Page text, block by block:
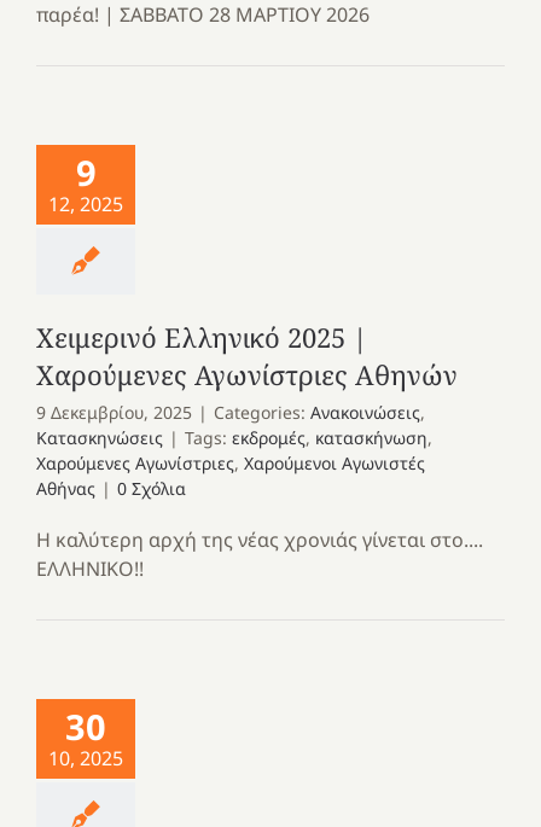
παρέα! | ΣΑΒΒΑΤΟ 28 ΜΑΡΤΙΟΥ 2026
9
12, 2025
Χειμερινό Ελληνικό 2025 |
Χαρούμενες Αγωνίστριες Αθηνών
9 Δεκεμβρίου, 2025 | Categories: Ανακοινώσεις,
Κατασκηνώσεις | Tags: εκδρομές, κατασκήνωση,
Χαρούμενες Αγωνίστριες, Χαρούμενοι Αγωνιστές
Αθήνας | 0 Σχόλια
Η καλύτερη αρχή της νέας χρονιάς γίνεται στο....
ΕΛΛΗΝΙΚΟ!!
30
10, 2025